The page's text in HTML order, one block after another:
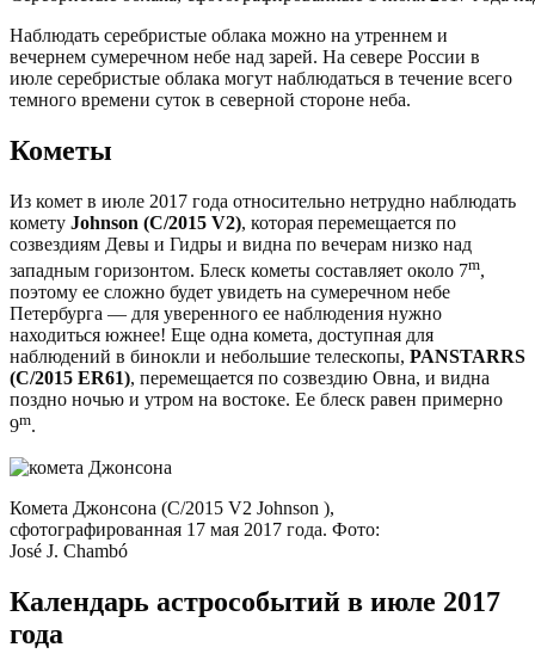
Наблюдать серебристые облака можно на утреннем и
вечернем сумеречном небе над зарей. На севере России в
июле серебристые облака могут наблюдаться в течение всего
темного времени суток в северной стороне неба.
Кометы
Из комет в июле 2017 года относительно нетрудно наблюдать
комету Johnson (C/2015 V2), которая перемещается по
созвездиям Девы и Гидры и видна по вечерам низко над
западным горизонтом. Блеск кометы составляет около 7m,
поэтому ее сложно будет увидеть на сумеречном небе
Петербурга — для уверенного ее наблюдения нужно
находиться южнее! Еще одна комета, доступная для
наблюдений в бинокли и небольшие телескопы, PANSTARRS
(C/2015 ER61), перемещается по созвездию Овна, и видна
поздно ночью и утром на востоке. Ее блеск равен примерно
9m.
Комета Джонсона (C/2015 V2 Johnson ),
сфотографированная 17 мая 2017 года. Фото:
José J. Chambó
Календарь астрособытий в июле 2017
года